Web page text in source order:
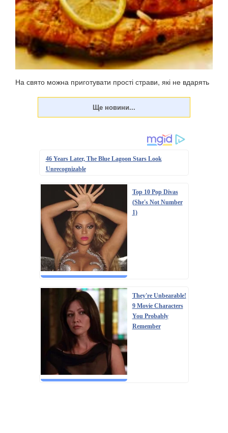
На свято можна приготувати прості страви, які не вдарять
Христове). Традиційно меню на Паску жирне, у ньому
46 Years Later, The Blue Lagoon Stars Look
Unrecognizable
Top 10 Pop Divas
(She's Not Number
1)
They're Unbearable!
9 Movie Characters
You Probably
Remember